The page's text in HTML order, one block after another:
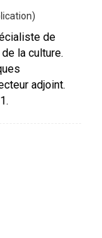
de
la culture.
adjoint.